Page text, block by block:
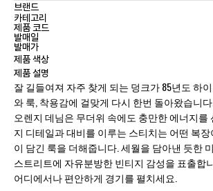
브랜드
카테고리
제품 코드
발매일
발매가
제품 색상
제품 설명
잘 길들여져 자주 찾게 되는 덩크가 85년도 하
와 룩, 착용감에 걸맞게 다시 한번 돌아왔습니
오렌지 데님은 무더위 속에도 충만한 에너지를
지 디테일과 대비를 이루는 스티치는 어떤 복
이 담긴 룩을 더해줍니다. 세월을 담아낸 듯한
스트리트에 자유분방한 빈티지 감성을 표출합
어디에서나 편안하게 경기를 펼치세요.